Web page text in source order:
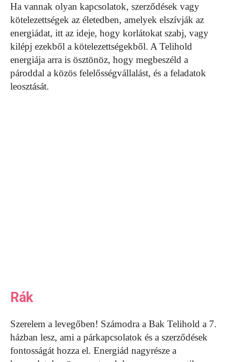
Ha vannak olyan kapcsolatok, szerződések vagy
kötelezettségek az életedben, amelyek elszívják az
energiádat, itt az ideje, hogy korlátokat szabj, vagy
kilépj ezekből a kötelezettségekből. A Telihold
energiája arra is ösztönöz, hogy megbeszéld a
pároddal a közös felelősségvállalást, és a feladatok
leosztását.
Rák
Szerelem a levegőben! Számodra a Bak Telihold a 7.
házban lesz, ami a párkapcsolatok és a szerződések
fontosságát hozza el. Energiád nagyrésze a